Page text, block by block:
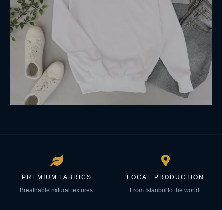
PREMIUM FABRICS
Breathable natural textures.
LOCAL PRODUCTION
From Istanbul to the world.